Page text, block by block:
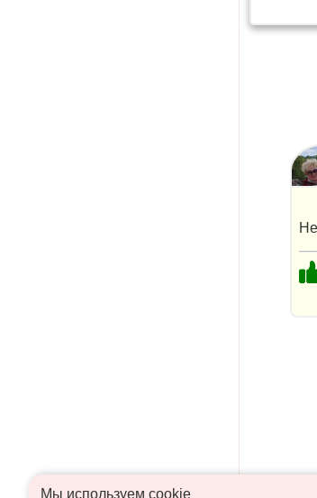
Мы используем сookie